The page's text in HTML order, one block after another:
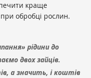
краще
обробці рослин.
рідини до
двох зайців.
а значить, і коштів